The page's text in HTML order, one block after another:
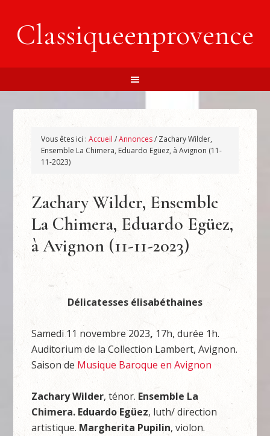
Classiqueenprovence
Vous êtes ici :Accueil /Annonces/ Zachary Wilder,
Ensemble La Chimera, Eduardo Egüez, à Avignon (11-
11-2023)
Zachary Wilder, Ensemble
La Chimera, Eduardo Egüez,
à Avignon (11-11-2023)
Délicatesses élisabéthaines
Samedi 11 novembre 2023, 17h, durée 1h.
Auditorium de la Collection Lambert, Avignon.
Saison de Musique Baroque en Avignon
Zachary Wilder, ténor. Ensemble La
Chimera. Eduardo Egüez, luth/ direction
artistique. Margherita Pupilin, violon.